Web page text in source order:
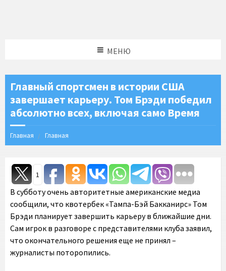
МЕНЮ
Главный спортсмен в истории США
завершает карьеру. Том Брэди победил
абсолютно всех, включая само Время
Главная Главная
1
В субботу очень авторитетные американские медиа
сообщили, что квотербек «Тампа-Бэй Бакканирс» Том
Брэди планирует завершить карьеру в ближайшие дни.
Сам игрок в разговоре с представителями клуба заявил,
что окончательного решения еще не принял –
журналисты поторопились.